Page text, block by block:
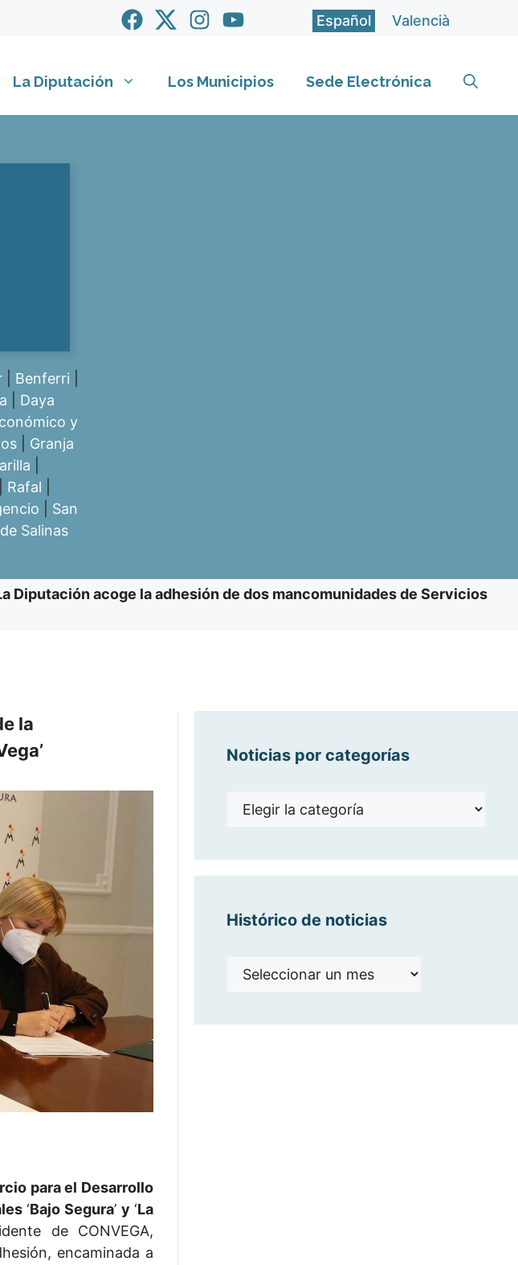
Español Valencià
La Diputación Los Municipios Sede Electrónica
Benferri
Daya
y
Granja
Rafal
San
Salinas
Diputación acoge la adhesión de dos mancomunidades de Servicios
la
para el Desarrollo
‘Bajo Segura’ y ‘La
de CONVEGA,
encaminada a
Noticias por categorías
Noticias
Histórico de noticias
Histórico